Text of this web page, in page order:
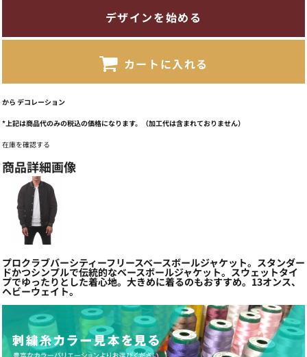
デザインを始める
カートに入れる
から デコレーション
*上記は商品代のみの税込の価格になります。（加工代は含まれておりません）
在庫を確認する
商品詳細画像
プロクラブバーシティーフリースベースボールジャケット。スタンダー
ドかつシンプルで伝統的なベースボールジャケット。スウェットタイ
プでゆったりとした着心地。大きめに着るのもおすすめ。13オンス、
ヘビーウェイト。